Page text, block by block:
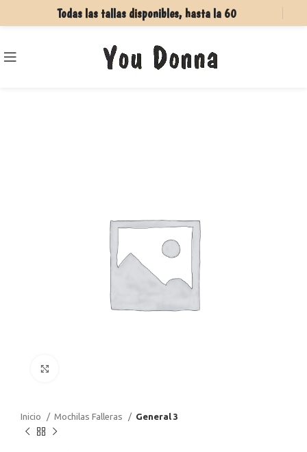
Todas las tallas disponibles, hasta la 60
Inicio Mochilas Falleras General 3